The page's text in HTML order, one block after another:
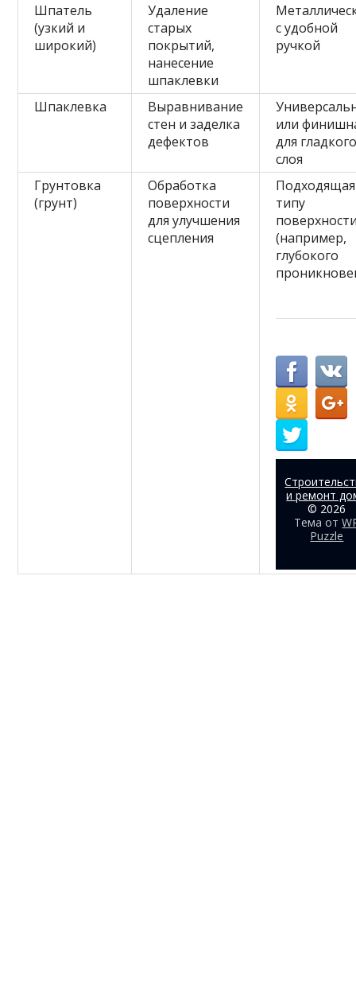
Шпатель
(узкий и
широкий)
Удаление
старых
покрытий,
нанесение
шпаклевки
с удобной
ручкой
Шпаклевка
Выравнивание
стен и заделка
дефектов
или
для
слоя
Грунтовка
(грунт)
Обработка
поверхности
для улучшения
сцепления
типу
(например,
глубокого
и ремонт
© 2026
Тема от
Puzzle